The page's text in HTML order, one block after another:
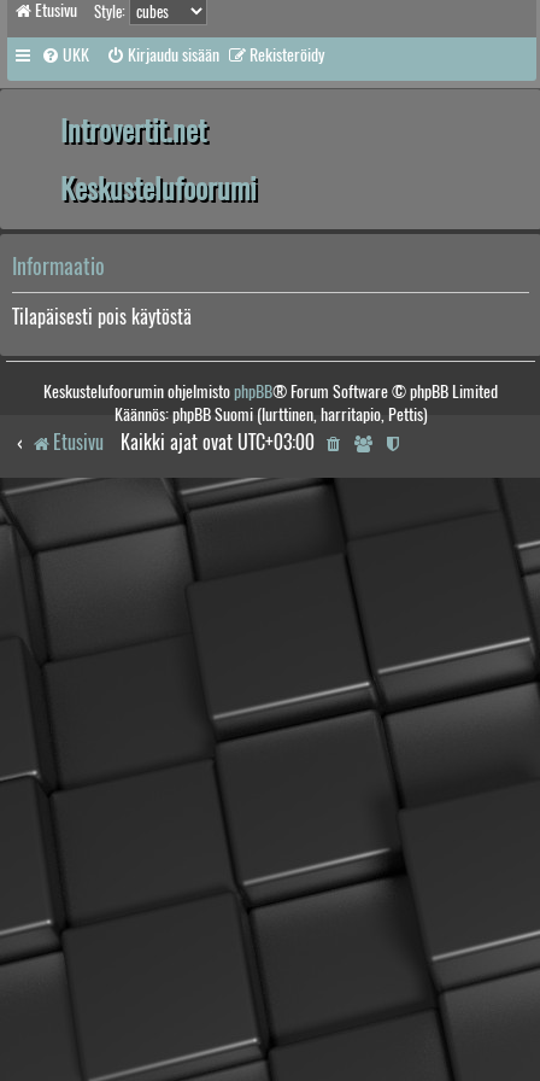
Etusivu Style:
UKK Kirjaudu sisään Rekisteröidy
Introvertit.net
Keskustelufoorumi
Informaatio
Tilapäisesti pois käytöstä
Keskustelufoorumin ohjelmistophpBB® Forum Software © phpBB Limited
Käännös: phpBB Suomi (lurttinen, harritapio, Pettis)
Etusivu Kaikki ajat ovat UTC+03:00